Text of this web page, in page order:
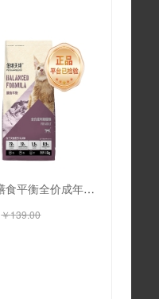
伯纳天纯膳食平衡全价成年期猫粮（含三文鱼配方）1.5kg
￥139.00